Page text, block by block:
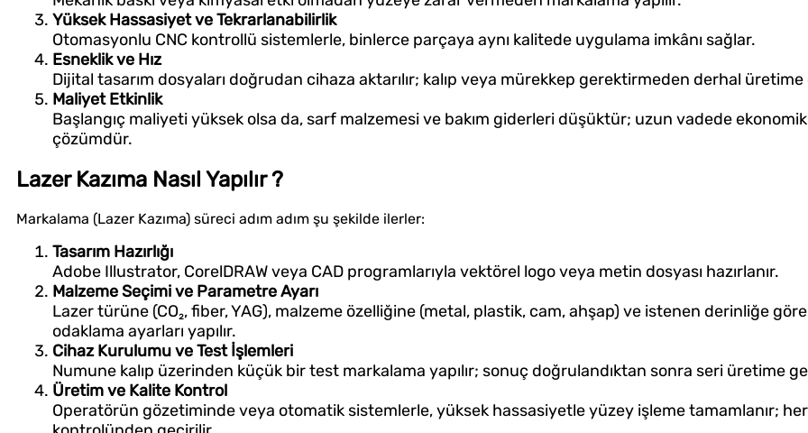
Yüksek Hassasiyet ve Tekrarlanabilirlik
Otomasyonlu CNC kontrollü sistemlerle, binlerce parçaya aynı kalitede uygulama imkânı sağlar.
Esneklik ve Hız
Dijital tasarım dosyaları doğrudan cihaza aktarılır; kalıp veya mürekkep gerektirmeden derhal üretime
Maliyet Etkinlik
Başlangıç maliyeti yüksek olsa da, sarf malzemesi ve bakım giderleri düşüktür; uzun vadede
çözümdür.
Lazer Kazıma Nasıl Yapılır ?
Markalama (Lazer Kazıma) süreci adım adım şu şekilde ilerler:
Tasarım Hazırlığı
Adobe Illustrator, CorelDRAW veya CAD programlarıyla vektörel logo veya metin dosyası hazırlanır.
Malzeme Seçimi ve Parametre Ayarı
Lazer türüne (CO₂, fiber, YAG), malzeme özelliğine (metal, plastik, cam, ahşap) ve istenen derinliğe
odaklama ayarları yapılır.
Cihaz Kurulumu ve Test İşlemleri
Numune kalıp üzerinden küçük bir test markalama yapılır; sonuç doğrulandıktan sonra seri üretime
Üretim ve Kalite Kontrol
Operatörün gözetiminde veya otomatik sistemlerle, yüksek hassasiyetle yüzey işleme tamamlanır;